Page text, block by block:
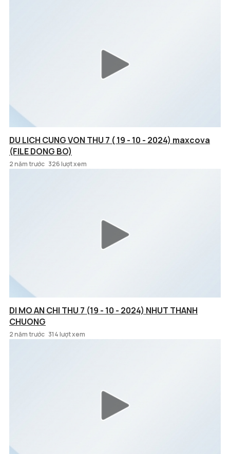
DU LICH CUNG VON THU 7 ( 19 - 10 - 2024) maxcova
(FILE DONG BO)
2 năm trước 326 lượt xem
DI MO AN CHI THU 7 (19 - 10 - 2024) NHUT THANH
CHUONG
2 năm trước 314 lượt xem